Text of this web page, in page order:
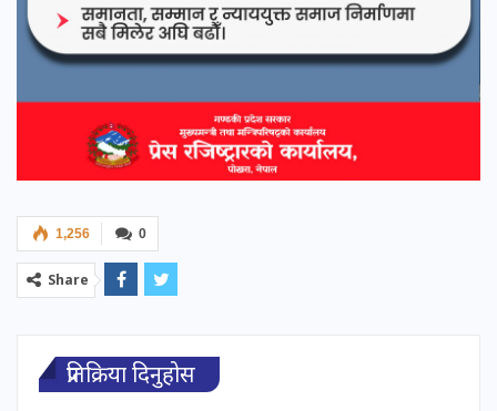
0
1,256
Share
प्रतिक्रिया दिनुहोस